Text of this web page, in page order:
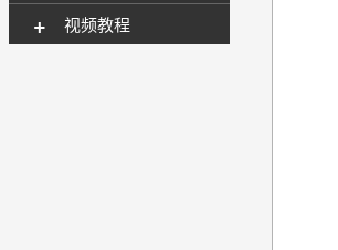
视频教程
+